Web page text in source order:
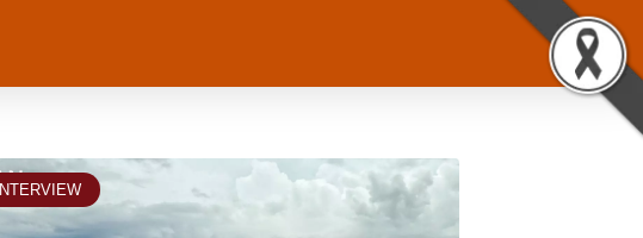
INTERVIEW